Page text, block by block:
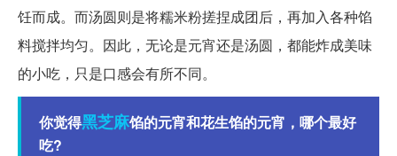
饪而成。而汤圆则是将糯米粉搓捏成团后，再加入各种馅
料搅拌均匀。因此，无论是元宵还是汤圆，都能炸成美味
的小吃，只是口感会有所不同。
你觉得黑芝麻馅的元宵和花生馅的元宵，哪个最好
吃?